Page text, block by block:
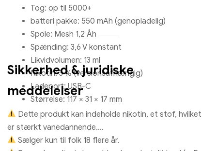
Tog: op til 5000+
batteri pakke: 550 mAh (genopladelig)
Spole: Mesh 1,2 Åh
Spænding: 3,6 V konstant
Likvidvolumen: 13 ml
Nikotin: 3 % (versionsafhængig)
Ladeport: USB-C
Størrelse: 117 × 31 × 17 mm
Sikkerhed & juridiske
meddelelser
Dette produkt kan indeholde nikotin, et stof, hvilket
er stærkt vanedannende.
Sælger kun til folk 18 flere år.